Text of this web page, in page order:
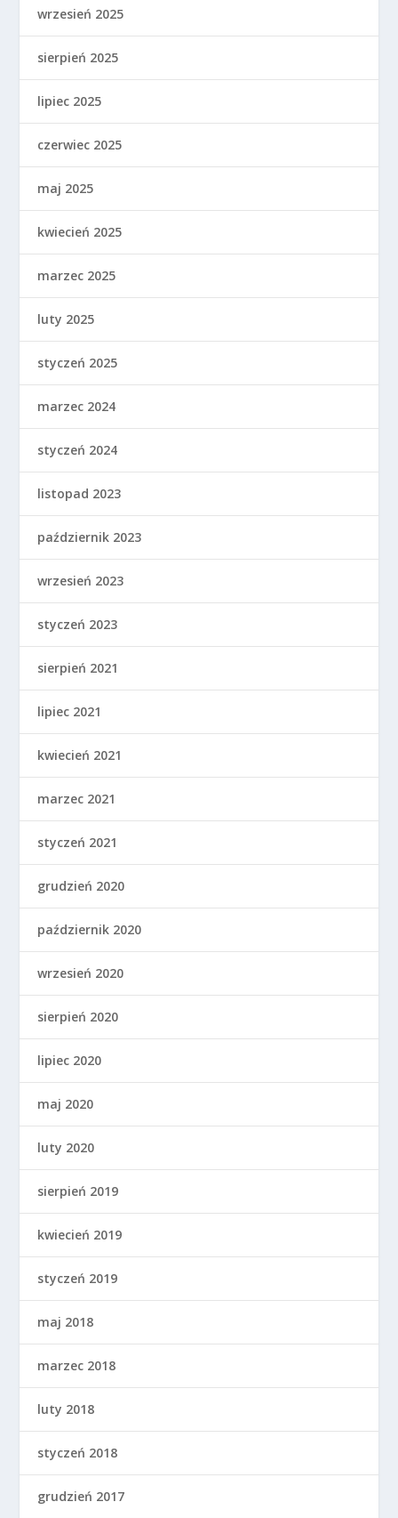
wrzesień 2025
sierpień 2025
lipiec 2025
czerwiec 2025
maj 2025
kwiecień 2025
marzec 2025
luty 2025
styczeń 2025
marzec 2024
styczeń 2024
listopad 2023
październik 2023
wrzesień 2023
styczeń 2023
sierpień 2021
lipiec 2021
kwiecień 2021
marzec 2021
styczeń 2021
grudzień 2020
październik 2020
wrzesień 2020
sierpień 2020
lipiec 2020
maj 2020
luty 2020
sierpień 2019
kwiecień 2019
styczeń 2019
maj 2018
marzec 2018
luty 2018
styczeń 2018
grudzień 2017